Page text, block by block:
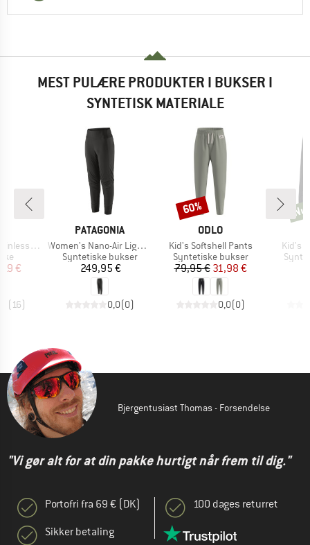
MEST PULÆRE PRODUKTER I BUKSER I
SYNTETISK MATERIALE
500ml
pris
€
(16)
MÆRKE
PATAGONIA
Artikel
Women's Nano-Air Light Bottoms
Produktgruppe
Syntetiske bukser
Pris
249,95 €
0,0(0)
MÆRKE
ODLO
Artikel
Kid's Softshell Pants
Produktgruppe
Syntetiske bukser
Pris
79,95 €Nedsat pris
31,98 €
0,0(0)
Rabat
60%
Artikel
Kid's
Bjergentusiast Thomas - Forsendelse
"Vi gør alt for at din pakke hurtigt når frem til dig."
Portofri fra 69 € (DK)
Sikker betaling
100 dages returret